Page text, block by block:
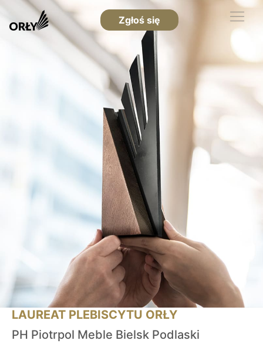
Zgłoś się
LAUREAT PLEBISCYTU ORŁY
PH Piotrpol Meble Bielsk Podlaski